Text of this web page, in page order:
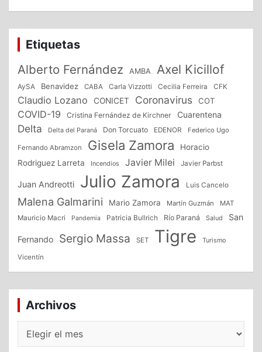
Etiquetas
Alberto Fernández AMBA Axel Kicillof
AySA Benavidez CABA Carla Vizzotti Cecilia Ferreira CFK
Claudio Lozano CONICET Coronavirus COT
COVID-19 Cristina Fernández de Kirchner Cuarentena
Delta Delta del Paraná Don Torcuato EDENOR Federico Ugo
Fernando Abramzon Gisela Zamora
Horacio
Rodriguez Larreta
Incendios Javier Milei Javier Parbst
Juan Andreotti Julio Zamora Luis Cancelo
Malena Galmarini Mario Zamora Martín Guzmán
MAT
Mauricio Macri
Pandemia Patricia Bullrich Río Paraná Salud San
Fernando Sergio Massa SET Tigre Turismo
Vicentín
Archivos
Archivos